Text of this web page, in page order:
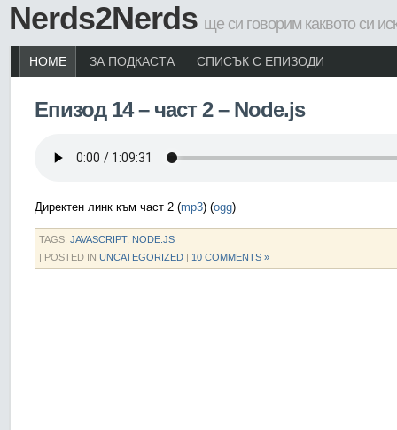
Nerds2Nerds ще си говорим каквото си
HOME ЗА ПОДКАСТА СПИСЪК С ЕПИЗОДИ
Епизод 14 – част 2 – Node.js
Директен линк към част 2 (mp3) (ogg)
TAGS: JAVASCRIPT, NODE.JS
| POSTED IN UNCATEGORIZED | 10 COMMENTS »